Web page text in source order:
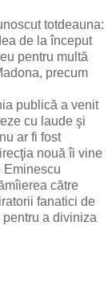
totdeauna:
de la început
pentru multă
precum
publică a venit
cu laude şi
ar fi fost
nouă îi vine
Eminescu
către
fanatici de
a diviniza